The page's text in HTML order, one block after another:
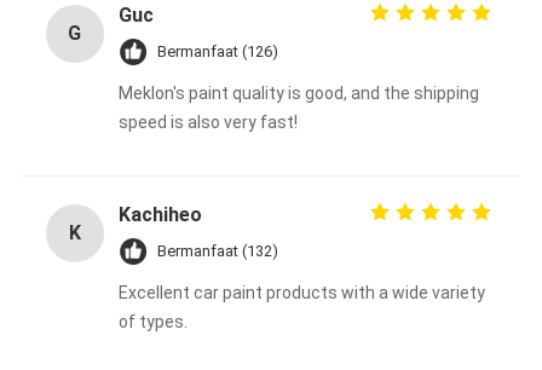
G
Guc
Bermanfaat (126)
Meklon's paint quality is good, and the shipping
speed is also very fast!
K
Kachiheo
Bermanfaat (132)
Excellent car paint products with a wide variety
of types.